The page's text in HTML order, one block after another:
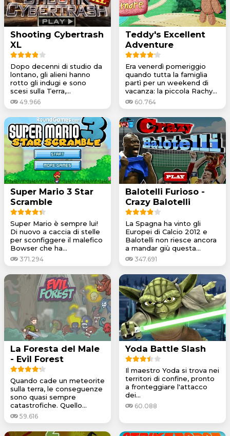
Shooting Cybertrash
XL
Dopo decenni di studio da
lontano, gli alieni hanno
rotto gli indugi e sono
scesi sulla Terra,...
49.966
Teddy's Excellent
Adventure
Era venerdì pomeriggio
quando tutta la famiglia
partì per un weekend di
vacanza: la piccola Rachy...
60.764
Super Mario 3 Star
Scramble
Super Mario è sempre lui!
Di nuovo a caccia di stelle
per sconfiggere il malefico
Bowser che ha...
371.294
Balotelli Furioso -
Crazy Balotelli
La Spagna ha vinto gli
Europei di Calcio 2012 e
Balotelli non riesce ancora
a mandar giù questa...
347.691
La Foresta del Male
- Evil Forest
Quando cade un meteorite
sulla terra, le conseguenze
sono quasi sempre
catastrofiche. Quello...
59.616
Yoda Battle Slash
Il maestro Yoda si trova nei
territori di confine, pronto
a fronteggiare l'attacco
dei...
60.088